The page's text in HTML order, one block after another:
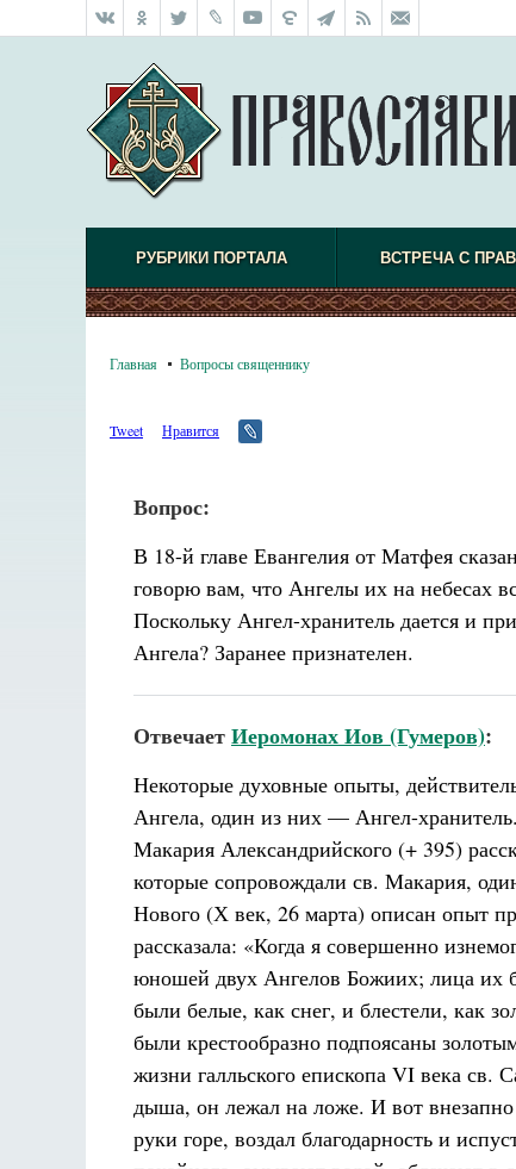
РУБРИКИ ПОРТАЛА ВСТРЕЧА С
Главная Вопросы священнику
Tweet Нравится
Вопрос:
В 18-й главе Евангелия от Матфея
говорю вам, что Ангелы их на небесах
Поскольку Ангел-хранитель дается и
Ангела? Заранее признателен.
ОтвечаетИеромонах Иов (Гумеров):
Некоторые духовные опыты,
Ангела, один из них — Ангел-
Макария Александрийского (+ 395)
которые сопровождали св. Макария,
Нового (Х век, 26 марта) описан опыт
рассказала: «Когда я совершенно
юношей двух Ангелов Божиих; лица их
были белые, как снег, и блестели, как
были крестообразно подпоясаны
жизни галльского епископа VI века
дыша, он лежал на ложе. И вот внезапно
руки горе, воздал благодарность и